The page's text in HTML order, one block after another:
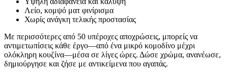
Λείο, κομψό ματ φινίρισμα
Χωρίς ανάγκη τελικής προστασίας
Με περισσότερες από 50 υπέροχες αποχρώσεις, μπορείς να
αντιμετωπίσεις κάθε έργο—από ένα μικρό κομοδίνο μέχρι
ολόκληρη κουζίνα—μέσα σε λίγες ώρες. Δώσε χρώμα, ανανέωσε,
δημιούργησε και ζήσε με αντικείμενα που αγαπάς.